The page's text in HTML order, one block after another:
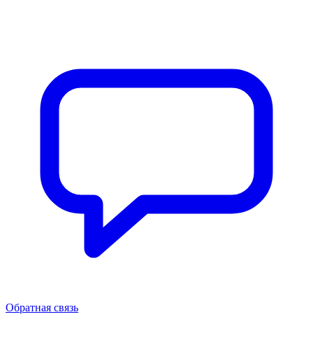
Обратная связь